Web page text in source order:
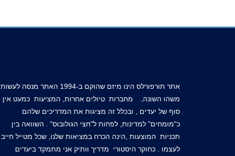
אתר תורפורלס הינו מיזם שהוקם ב-1994 האתר מנסה לעשות
משהו השונה, מחברות טיולים אחרות, המציעות כמעט אין
סוף של יעדים , ובכלל זה מציגות את המדריכים שלהם
כ"מומחים" למדינות, לפחות ל"חצי הגולובוס" . השוואה בין
תכניות המוצעות ,הינה הכרח במציאות שלנו, שכל מטייל חייב
לעצמו . כחוקר היסטורי מדריך וותיק אני מתמקד ביעדים